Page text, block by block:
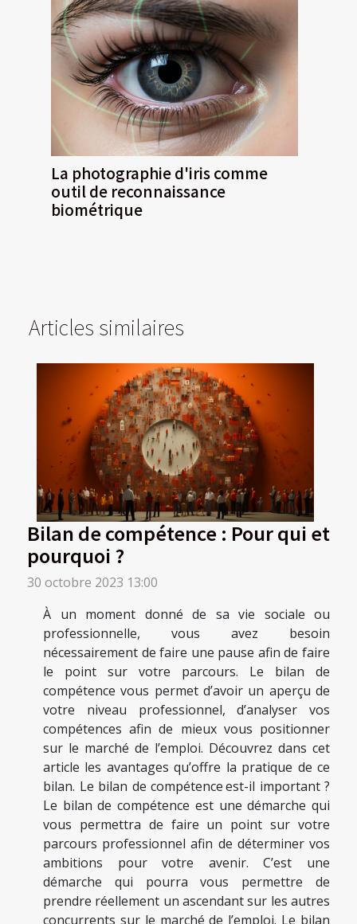
La photographie d'iris comme
outil de reconnaissance
biométrique
Articles similaires
Bilan de compétence : Pour qui et
pourquoi ?
30 octobre 2023 13:00
À un moment donné de sa vie sociale ou
professionnelle, vous avez besoin
nécessairement de faire une pause afin de faire
le point sur votre parcours. Le bilan de
compétence vous permet d’avoir un aperçu de
votre niveau professionnel, d’analyser vos
compétences afin de mieux vous positionner
sur le marché de l’emploi. Découvrez dans cet
article les avantages qu’offre la pratique de ce
bilan. Le bilan de compétence est-il important ?
Le bilan de compétence est une démarche qui
vous permettra de faire un point sur votre
parcours professionnel afin de déterminer vos
ambitions pour votre avenir. C’est une
démarche qui pourra vous permettre de
prendre réellement un ascendant sur les autres
concurrents sur le marché de l’emploi. Le bilan